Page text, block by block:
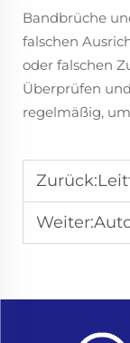
Bandbrüche
falschen
oder falschen
Überprüfen
regelmäßig,
Zurück:
Weiter: